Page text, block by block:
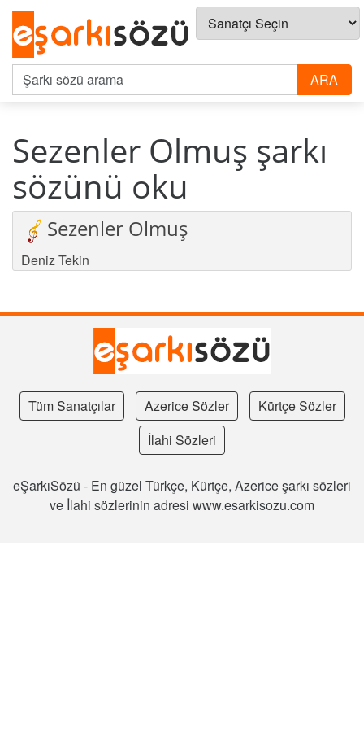
Sezenler Olmuş şarkı
sözünü oku
Sezenler Olmuş
Deniz Tekin
Tüm Sanatçılar Azerice Sözler
Kürtçe Sözler
İlahi Sözleri
eŞarkıSözü - En güzel Türkçe, Kürtçe, Azerice şarkı sözleri
ve İlahi sözlerinin adresi www.esarkisozu.com